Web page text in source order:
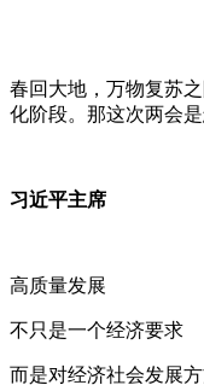
春回大地，万物复苏
化阶段。那这次两会
习近平主席
高质量发展
不只是一个经济要求
而是对经济社会发展